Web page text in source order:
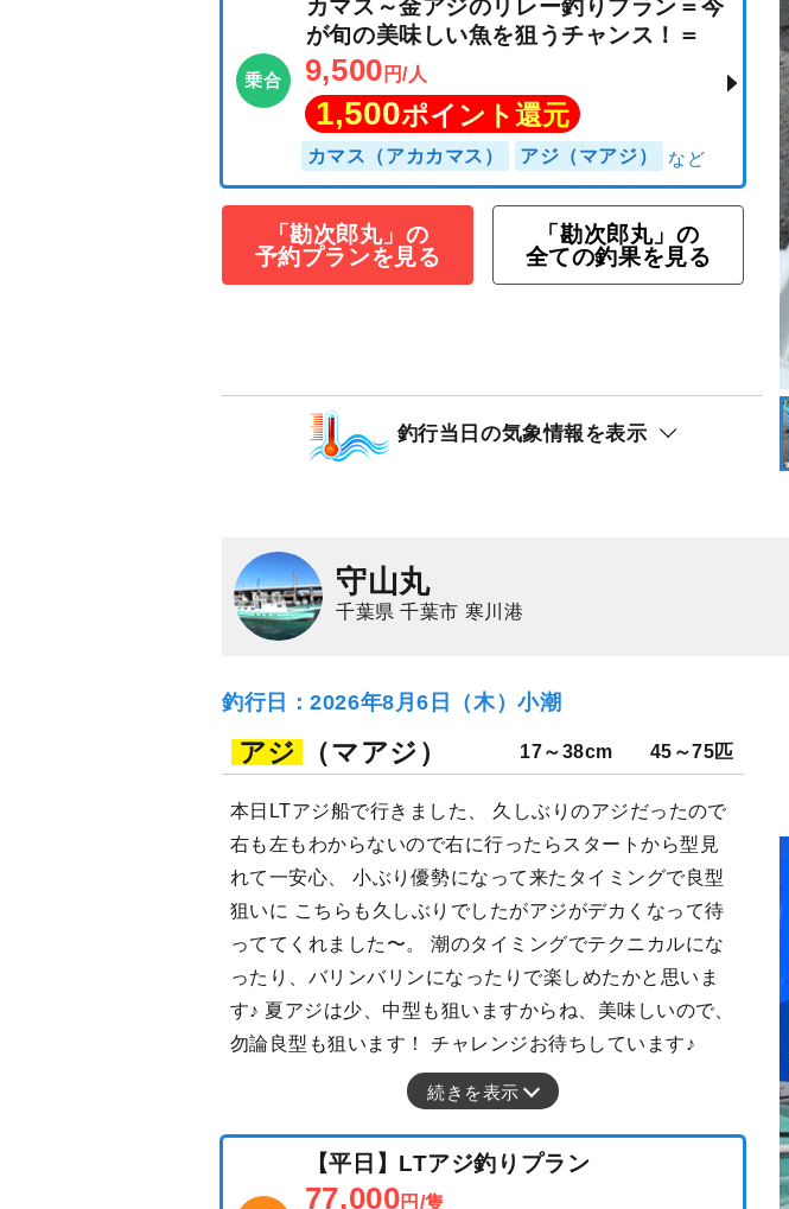
乗合
カマス～金アジのリレー釣りプラン＝今
が旬の美味しい魚を狙うチャンス！＝
9,500円/人
「勘次郎丸」の
予約プランを見る
「勘次郎丸」の
全ての釣果を見る
釣行当日の気象情報を表示
守山丸
千葉県 千葉市 寒川港
釣行日：2026年8月6日（木）小潮
アジ （マアジ） 17～38cm 45～75匹
本日LTアジ船で行きました、 久しぶりのアジだったので
右も左もわからないので右に行ったらスタートから型見
れて一安心、 小ぶり優勢になって来たタイミングで良型
狙いに こちらも久しぶりでしたがアジがデカくなって待
っててくれました〜。 潮のタイミングでテクニカルにな
ったり、バリンバリンになったりで楽しめたかと思いま
す♪ 夏アジは少、中型も狙いますからね、美味しいので、
勿論良型も狙います！ チャレンジお待ちしています♪
続きを表示